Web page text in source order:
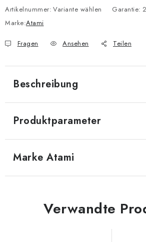
Artikelnummer: Variante wählen
Marke:Atami
Garantie:
Fragen Ansehen Teilen
Beschreibung
Produktparameter
Marke Atami
Verwandte